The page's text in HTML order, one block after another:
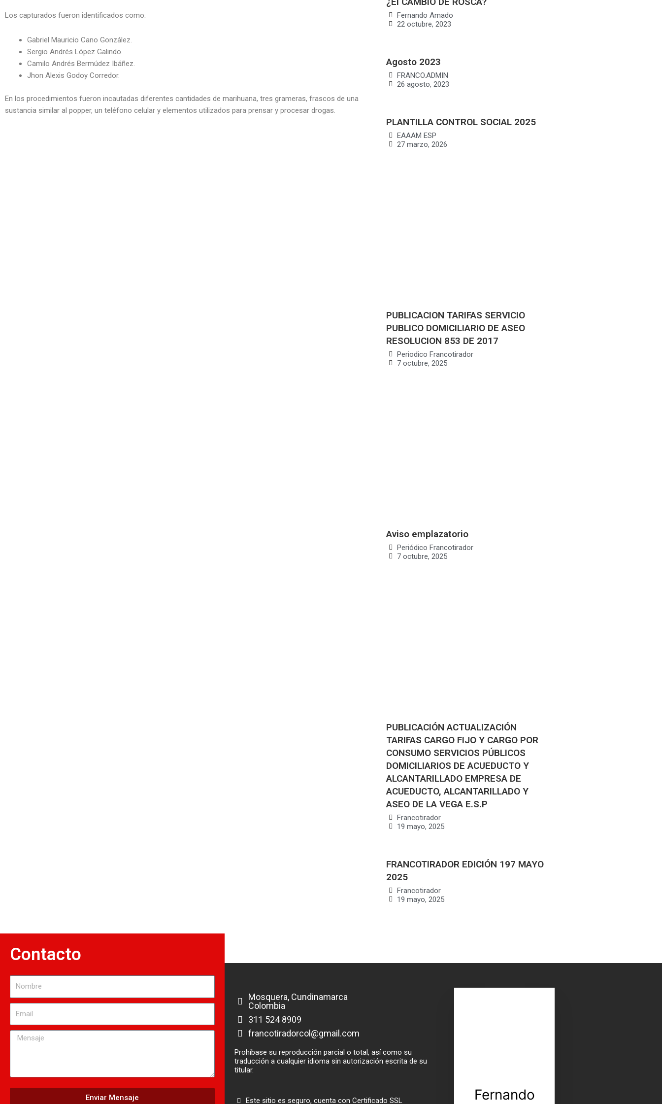
Los capturados fueron identificados como:
Gabriel Mauricio Cano González.
Sergio Andrés López Galindo.
Camilo Andrés Bermúdez Ibáñez.
Jhon Alexis Godoy Corredor.
En los procedimientos fueron incautadas diferentes cantidades de marihuana, tres grameras, frascos de una
sustancia similar al popper, un teléfono celular y elementos utilizados para prensar y procesar drogas.
Fernando Amado
22 octubre, 2023
Agosto 2023
FRANCO.ADMIN
26 agosto, 2023
PLANTILLA CONTROL SOCIAL 2025
EAAAM ESP
27 marzo, 2026
PUBLICACION TARIFAS SERVICIO
PUBLICO DOMICILIARIO DE ASEO
RESOLUCION 853 DE 2017
Periodico Francotirador
7 octubre, 2025
Aviso emplazatorio
Periódico Francotirador
7 octubre, 2025
PUBLICACIÓN ACTUALIZACIÓN
TARIFAS CARGO FIJO Y CARGO POR
CONSUMO SERVICIOS PÚBLICOS
DOMICILIARIOS DE ACUEDUCTO Y
ALCANTARILLADO EMPRESA DE
ACUEDUCTO, ALCANTARILLADO Y
ASEO DE LA VEGA E.S.P
Francotirador
19 mayo, 2025
FRANCOTIRADOR EDICIÓN 197 MAYO
2025
Francotirador
19 mayo, 2025
Contacto
Mensaje
Enviar Mensaje
Mosquera, Cundinamarca
Colombia
311 524 8909
francotiradorcol@gmail.com
Prohíbase su reproducción parcial o total, así como su
traducción a cualquier idioma sin autorización escrita de su
titular.
Este sitio es seguro, cuenta con Certificado SSL
Fernando